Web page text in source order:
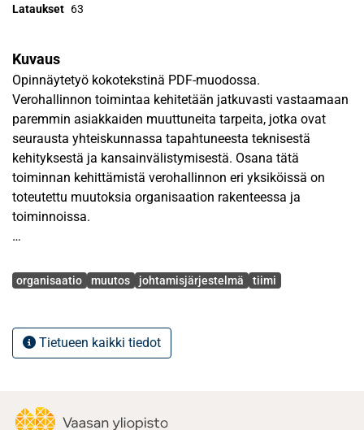
Lataukset 63
Kuvaus
Opinnäytetyö kokotekstinä PDF-muodossa.
Verohallinnon toimintaa kehitetään jatkuvasti vastaamaan
paremmin asiakkaiden muuttuneita tarpeita, jotka ovat
seurausta yhteiskunnassa tapahtuneesta teknisestä
kehityksestä ja kansainvälistymisestä. Osana tätä
toiminnan kehittämistä verohallinnon eri yksiköissä on
toteutettu muutoksia organisaation rakenteessa ja
toiminnoissa.
strategian toteuttaminen ja sen mukauttaminen
muutoksia myös organisaation rakenteeseen.
verovirastossa ovat kokeneet organisaatiossaan
Avainsanat
organisaatio muutos johtamisjärjestelmä tiimi
Tietueen kaikki tiedot